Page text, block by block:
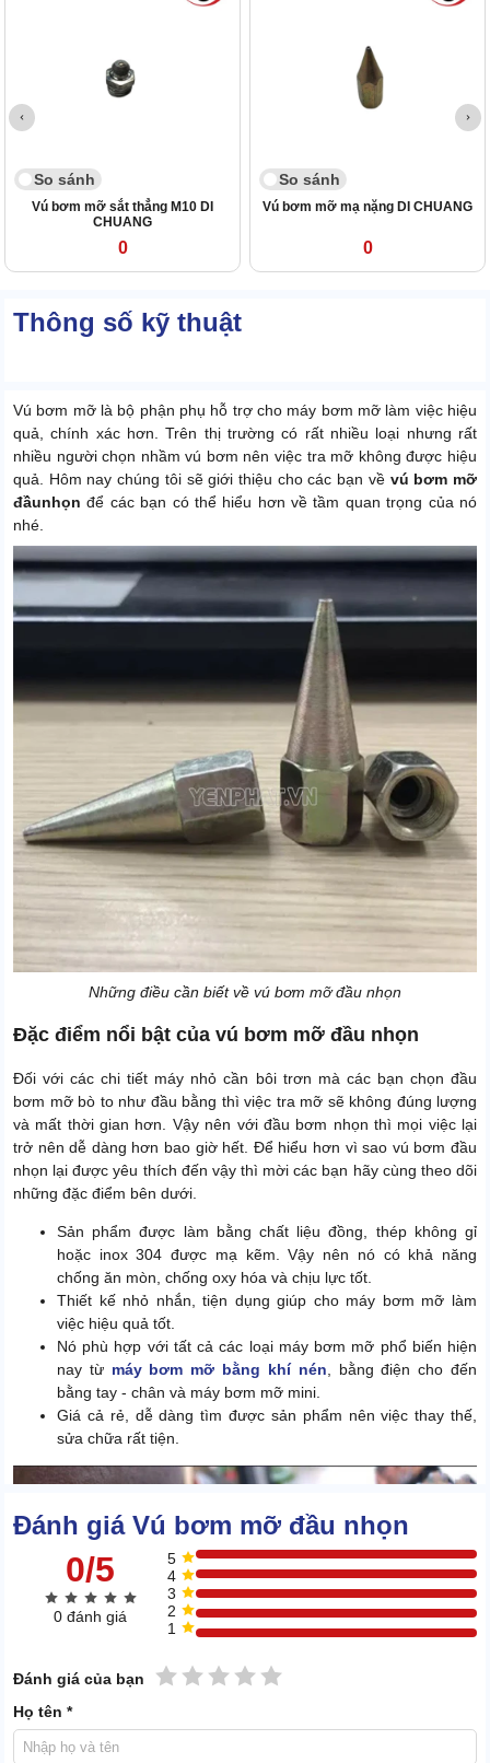
So sánh
Vú bơm mỡ sắt thẳng M10 DI
CHUANG
0
So sánh
Vú bơm mỡ mạ nặng DI CHUANG
0
Thông số kỹ thuật
Vú bơm mỡ là bộ phận phụ hỗ trợ cho máy bơm mỡ làm việc hiệu
quả, chính xác hơn. Trên thị trường có rất nhiều loại nhưng rất
nhiều người chọn nhầm vú bơm nên việc tra mỡ không được hiệu
quả. Hôm nay chúng tôi sẽ giới thiệu cho các bạn về vú bơm mỡ
đầunhọn để các bạn có thể hiểu hơn về tầm quan trọng của nó
nhé.
Những điều cần biết về vú bơm mỡ đầu nhọn
Đặc điểm nổi bật của vú bơm mỡ đầu nhọn
Đối với các chi tiết máy nhỏ cần bôi trơn mà các bạn chọn đầu
bơm mỡ bò to như đầu bằng thì việc tra mỡ sẽ không đúng lượng
và mất thời gian hơn. Vậy nên với đầu bơm nhọn thì mọi việc lại
trở nên dễ dàng hơn bao giờ hết. Để hiểu hơn vì sao vú bơm đầu
nhọn lại được yêu thích đến vậy thì mời các bạn hãy cùng theo dõi
những đặc điểm bên dưới.
Sản phẩm được làm bằng chất liệu đồng, thép không gỉ
hoặc inox 304 được mạ kẽm. Vậy nên nó có khả năng
chống ăn mòn, chống oxy hóa và chịu lực tốt.
Thiết kế nhỏ nhắn, tiện dụng giúp cho máy bơm mỡ làm
việc hiệu quả tốt.
Nó phù hợp với tất cả các loại máy bơm mỡ phổ biến hiện
nay từ máy bơm mỡ bằng khí nén, bằng điện cho đến
bằng tay - chân và máy bơm mỡ mini.
Giá cả rẻ, dễ dàng tìm được sản phẩm nên việc thay thế,
sửa chữa rất tiện.
Đánh giá Vú bơm mỡ đầu nhọn
0/5
0 đánh giá
5
4
3
2
1
Đánh giá của bạn 5 sao
4 sao
3 sao
2 sao
1 sao
Họ tên *